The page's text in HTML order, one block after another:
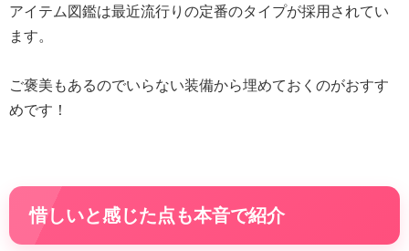
アイテム図鑑は最近流行りの定番のタイプが採用されてい
ます。
ご褒美もあるのでいらない装備から埋めておくのがおすす
めです！
惜しいと感じた点も本音で紹介